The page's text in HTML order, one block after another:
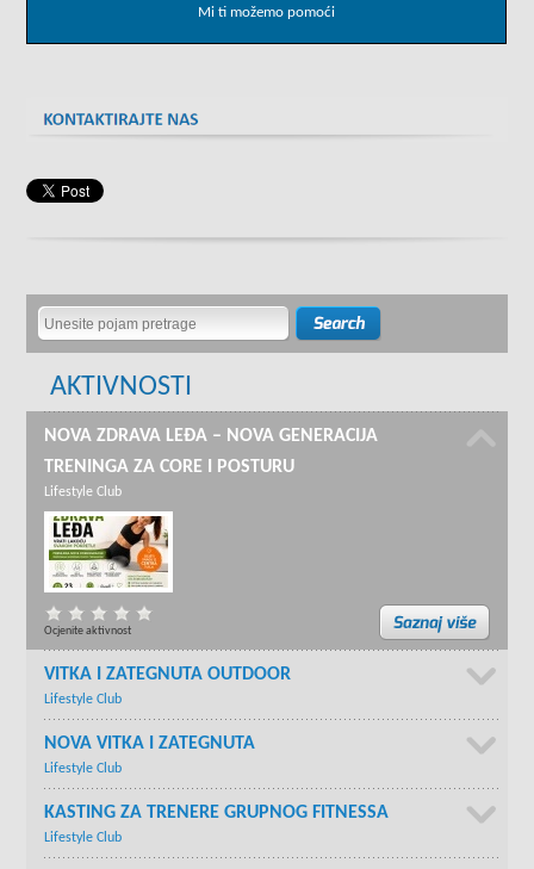
Mi ti možemo pomoći
AKTIVNOSTI
NOVA ZDRAVA LEĐA – NOVA GENERACIJA
TRENINGA ZA CORE I POSTURU
Lifestyle Club
Ocjenite aktivnost
VITKA I ZATEGNUTA OUTDOOR
Lifestyle Club
NOVA VITKA I ZATEGNUTA
Lifestyle Club
KASTING ZA TRENERE GRUPNOG FITNESSA
Lifestyle Club